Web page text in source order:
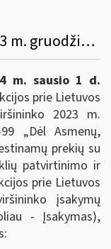
Dėl VMI prie FM viršininko 2023 m. gruodžio 27 d. įsakymo Nr. VA-99 įsigaliojimo
m. sausio 1 d.
prie Lietuvos
2023 m.
„Dėl Asmenų,
prekių su
patvirtinimo ir
prie Lietuvos
įsakymų
- Įsakymas),